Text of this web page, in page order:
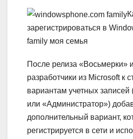
зарегистрироваться в
family моя семья
После релиза «Восьмерки»
разработчики из Microsoft к
вариантам учетных записей
или «Администратор»)
дополнительный вариант,
регистрируется в сети и